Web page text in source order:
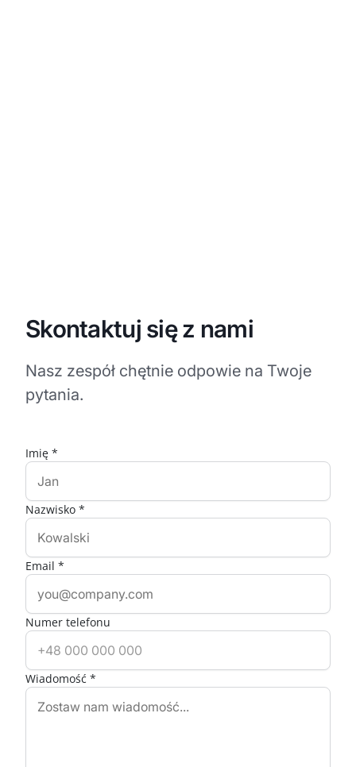
Skontaktuj się z nami
Nasz zespół chętnie odpowie na Twoje
pytania.
Imię *
Nazwisko *
Email *
Numer telefonu
Wiadomość *